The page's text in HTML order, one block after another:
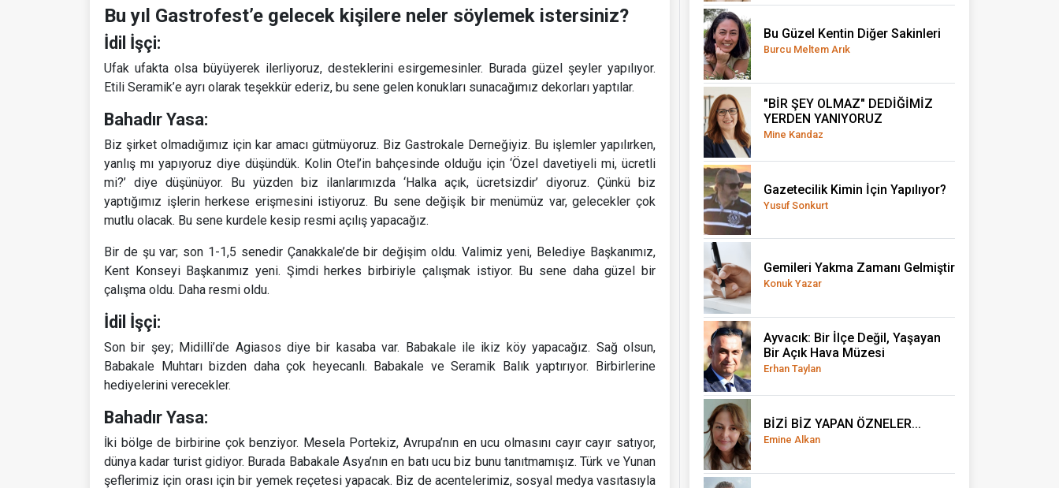
Bu yıl Gastrofest’e gelecek kişilere neler söylemek istersiniz?
İdil İşçi:
Ufak ufakta olsa büyüyerek ilerliyoruz, desteklerini esirgemesinler. Burada güzel şeyler yapılıyor.
Etili Seramik’e ayrı olarak teşekkür ederiz, bu sene gelen konukları sunacağımız dekorları yaptılar.
Bahadır Yasa:
Biz şirket olmadığımız için kar amacı gütmüyoruz. Biz Gastrokale Derneğiyiz. Bu işlemler yapılırken,
yanlış mı yapıyoruz diye düşündük. Kolin Otel’in bahçesinde olduğu için ‘Özel davetiyeli mi, ücretli
mi?’ diye düşünüyor. Bu yüzden biz ilanlarımızda ‘Halka açık, ücretsizdir’ diyoruz. Çünkü biz
yaptığımız işlerin herkese erişmesini istiyoruz. Bu sene değişik bir menümüz var, gelecekler çok
mutlu olacak. Bu sene kurdele kesip resmi açılış yapacağız.
Bir de şu var; son 1-1,5 senedir Çanakkale’de bir değişim oldu. Valimiz yeni, Belediye Başkanımız,
Kent Konseyi Başkanımız yeni. Şimdi herkes birbiriyle çalışmak istiyor. Bu sene daha güzel bir
çalışma oldu. Daha resmi oldu.
İdil İşçi:
Son bir şey; Midilli’de Agiasos diye bir kasaba var. Babakale ile ikiz köy yapacağız. Sağ olsun,
Babakale Muhtarı bizden daha çok heyecanlı. Babakale ve Seramik Balık yaptırıyor. Birbirlerine
hediyelerini verecekler.
Bahadır Yasa:
İki bölge de birbirine çok benziyor. Mesela Portekiz, Avrupa’nın en ucu olmasını cayır cayır satıyor,
dünya kadar turist gidiyor. Burada Babakale Asya’nın en batı ucu biz bunu tanıtmamışız. Türk ve Yunan
şeflerimiz için orası için bir yemek reçetesi yapacak. Biz de acentelerimiz, sosyal medya vasıtasıyla
Bu Güzel Kentin Diğer Sakinleri
Burcu Meltem Arık
"BİR ŞEY OLMAZ" DEDİĞİMİZ
YERDEN YANIYORUZ
Mine Kandaz
Gazetecilik Kimin İçin Yapılıyor?
Yusuf Sonkurt
Gemileri Yakma Zamanı Gelmiştir
Konuk Yazar
Ayvacık: Bir İlçe Değil, Yaşayan
Bir Açık Hava Müzesi
Erhan Taylan
BİZİ BİZ YAPAN ÖZNELER...
Emine Alkan